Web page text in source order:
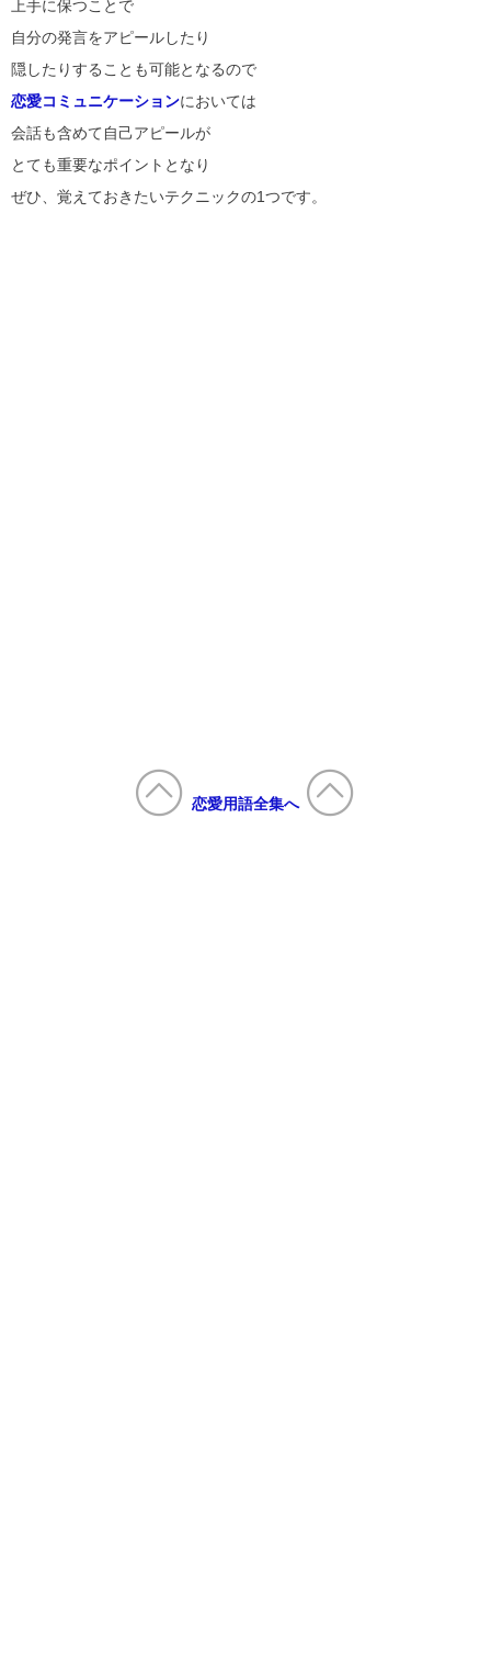
上手に保つことで
自分の発言をアピールしたり
隠したりすることも可能となるので
恋愛コミュニケーションにおいては
会話も含めて自己アピールが
とても重要なポイントとなり
ぜひ、覚えておきたいテクニックの1つです。
恋愛用語全集へ